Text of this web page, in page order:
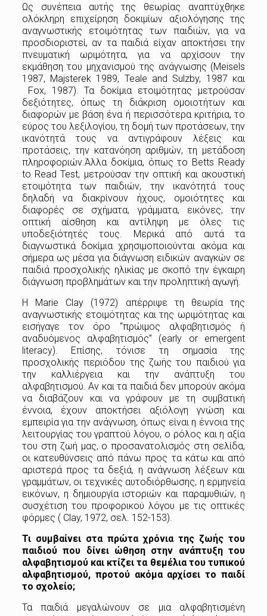
Ως συνέπεια αυτής της θεωρίας αναπτύχθηκε
ολόκληρη επιχείρηση δοκιμίων αξιολόγησης της
αναγνωστικής ετοιμότητας των παιδιών, για να
προσδιοριστεί, αν τα παιδιά είχαν αποκτήσει την
πνευματική ωριμότητα, για να αρχίσουν την
εκμάθηση του μηχανισμού της ανάγνωσης (Meisels
1987, Majsterek 1989, Teale and Sulzby, 1987 και
Fox, 1987). Τα δοκίμια ετοιμότητας μετρούσαν
δεξιότητες, όπως τη διάκριση ομοιοτήτων και
διαφορών με βάση ένα ή περισσότερα κριτήρια, το
εύρος του λεξιλογίου, τη δομή των προτάσεων, την
ικανότητά τους να αντιγράφουν λέξεις και
προτάσεις, την κατανόηση αριθμών, τη μετάδοση
πληροφοριών.Άλλα δοκίμια, όπως το Betts Ready
to Read Test, μετρούσαν την οπτική και ακουστική
ετοιμότητα των παιδιών, την ικανότητά τους
δηλαδή να διακρίνουν ήχους, ομοιότητες και
διαφορές σε σχήματα, γράμματα, εικόνες, την
οπτική αίσθηση και αντίληψη με όλες τις
υποδεξιότητές τους. Μερικά από αυτά τα
διαγνωστικά δοκίμια χρησιμοποιούνται ακόμα και
σήμερα ως μέσα για διάγνωση ειδικών αναγκών σε
παιδιά προσχολικής ηλικίας με σκοπό την έγκαιρη
διάγνωση προβλημάτων και την προληπτική αγωγή.
Η Marie Clay (1972) απέρριψε τη θεωρία της
αναγνωστικής ετοιμότητας και της ωριμότητας και
εισήγαγε τον όρο “πρώιμος αλφαβητισμός ή
αναδυόμενος αλφαβητισμός” (early or emergent
literacy). Επίσης, τόνισε τη σημασία της
προσχολικής περιόδου της ζωής του παιδιού για
την καλλιέργεια και την ανάπτυξη του
αλφαβητισμού. Αν και τα παιδιά δεν μπορούν ακόμα
να διαβάζουν και να γράφουν με τη συμβατική
έννοια, έχουν αποκτήσει αξιόλογη γνώση και
εμπειρία για την ανάγνωση, όπως είναι η έννοια της
λειτουργίας του γραπτού λόγου, ο ρόλος και η αξία
του στη ζωή μας, ο προσανατολισμός στη σελίδα,
οι κατευθύνσεις από πάνω προς τα κάτω και από
αριστερά προς τα δεξιά, η ανάγνωση λέξεων και
γραμμάτων, οι τεχνικές αυτοδιόρθωσης, η ερμηνεία
εικόνων, η δημιουργία ιστοριών και παραμυθιών, η
συσχέτιση του προφορικού λόγου με τις οπτικές
φόρμες ( Clay, 1972, σελ. 152-153).
Τι συμβαίνει στα πρώτα χρόνια της ζωής του
παιδιού που δίνει ώθηση στην ανάπτυξη του
αλφαβητισμού και κτίζει τα θεμέλια του τυπικού
αλφαβητισμού, προτού ακόμα αρχίσει το παιδί
το σχολείο;
Τα παιδιά μεγαλώνουν σε μια αλφαβητισμένη